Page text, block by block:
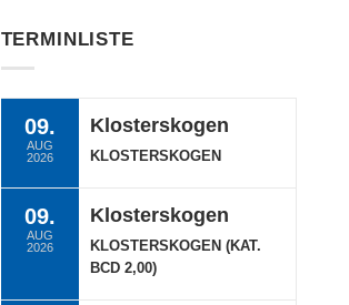
TERMINLISTE
09.
AUG
2026
Klosterskogen
KLOSTERSKOGEN
09.
AUG
2026
Klosterskogen
KLOSTERSKOGEN (KAT.
BCD 2,00)